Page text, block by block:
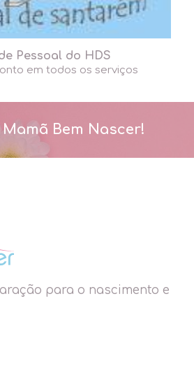
Pessoal do HDS
em todos os serviços
Bem Nascer!
para o nascimento e